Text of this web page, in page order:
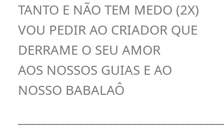
TANTO E NÃO TEM MEDO (2X)
VOU PEDIR AO CRIADOR QUE
DERRAME O SEU AMOR
AOS NOSSOS GUIAS E AO
NOSSO BABALAÔ